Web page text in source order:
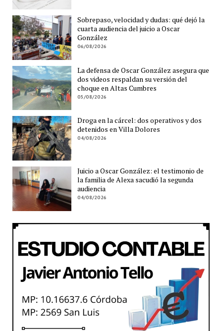
Sobrepaso, velocidad y dudas: qué dejó la
cuarta audiencia del juicio a Oscar
González
06/08/2026
La defensa de Oscar González asegura que
dos videos respaldan su versión del
choque en Altas Cumbres
05/08/2026
Droga en la cárcel: dos operativos y dos
detenidos en Villa Dolores
04/08/2026
Juicio a Oscar González: el testimonio de
la familia de Alexa sacudió la segunda
audiencia
04/08/2026